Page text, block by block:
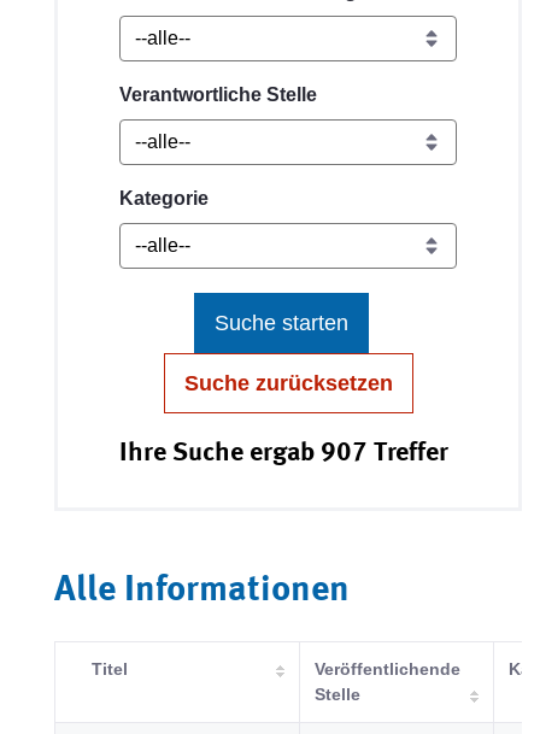
Verantwortliche Stelle
Kategorie
Suche starten
Suche zurücksetzen
Ihre Suche ergab 907 Treffer
Alle Informationen
Titel
Veröffentlichende
Stelle